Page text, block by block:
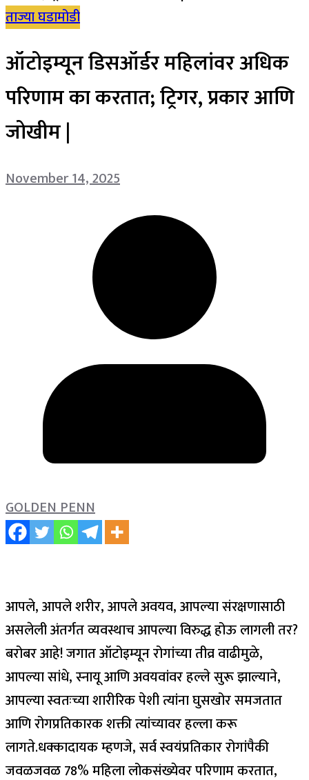
ताज्या घडामोडी
ऑटोइम्यून डिसऑर्डर महिलांवर अधिक
परिणाम का करतात; ट्रिगर, प्रकार आणि
जोखीम |
November 14, 2025
GOLDEN PENN
आपले, आपले शरीर, आपले अवयव, आपल्या संरक्षणासाठी
असलेली अंतर्गत व्यवस्थाच आपल्या विरुद्ध होऊ लागली तर?
बरोबर आहे! जगात ऑटोइम्यून रोगांच्या तीव्र वाढीमुळे,
आपल्या सांधे, स्नायू आणि अवयवांवर हल्ले सुरू झाल्याने,
आपल्या स्वतःच्या शारीरिक पेशी त्यांना घुसखोर समजतात
आणि रोगप्रतिकारक शक्ती त्यांच्यावर हल्ला करू
लागते.धक्कादायक म्हणजे, सर्व स्वयंप्रतिकार रोगांपैकी
जवळजवळ 78% महिला लोकसंख्येवर परिणाम करतात,